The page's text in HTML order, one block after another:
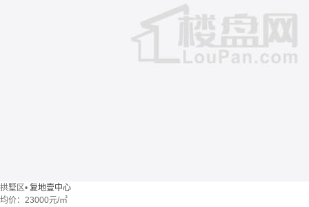
拱墅区• 复地壹中心
均价： 23000元/㎡